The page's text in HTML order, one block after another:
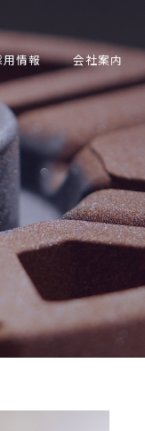
用情報 会社案内